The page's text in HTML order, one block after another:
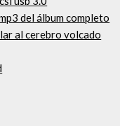
del álbum completo
al cerebro volcado